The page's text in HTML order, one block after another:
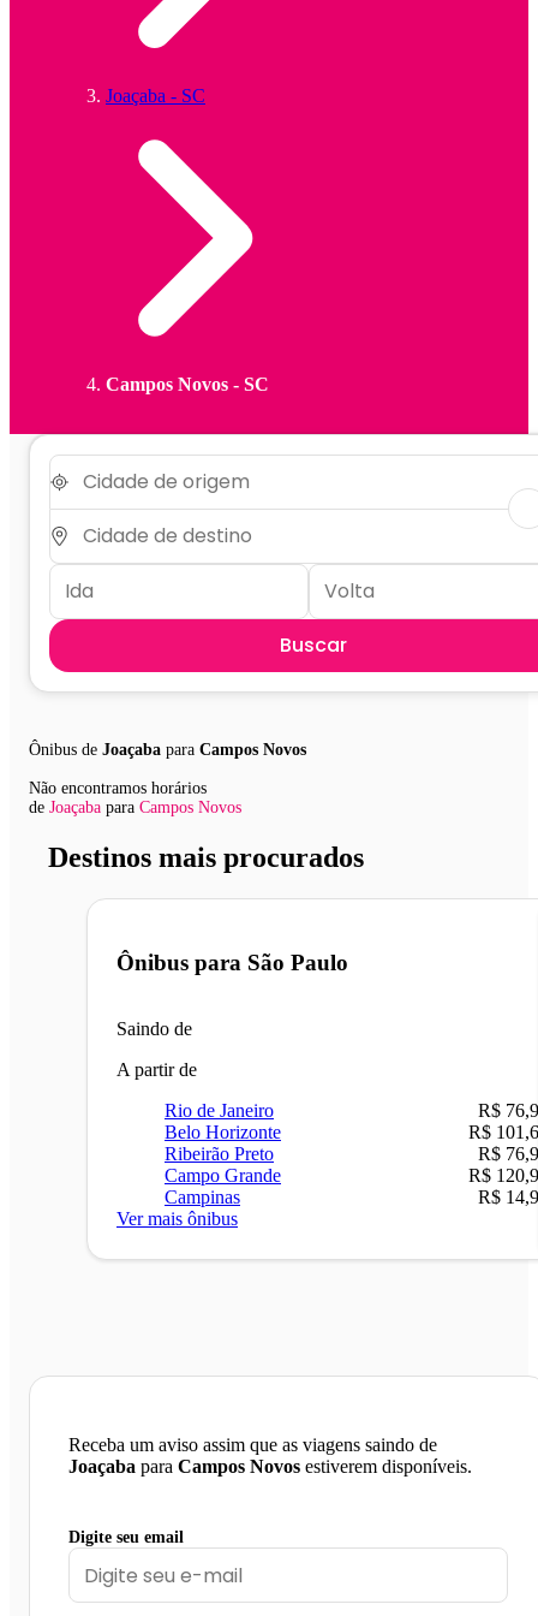
Joaçaba - SC
Campos Novos - SC
Buscar
Ônibus de Joaçaba para Campos Novos
Não encontramos horários
de Joaçaba para Campos Novos
Destinos mais procurados
Ônibus para São Paulo
Saindo de
A partir de
Rio de Janeiro
R$
Belo Horizonte
R$
Ribeirão Preto
R$
Campo Grande
R$
Campinas
R$
Ver mais ônibus
Receba um aviso assim que as viagens saindo de
Joaçaba para Campos Novos estiverem disponíveis.
Digite seu email